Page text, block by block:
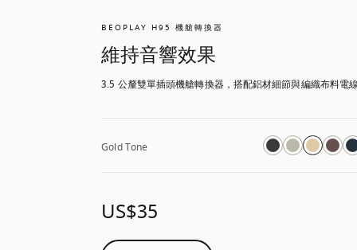
BEOPLAY H95 機艙轉換器
維持音響效果
3.5 公釐雙單插頭機艙轉換器，搭配鋁材細節與編織布料電
Gold Tone
US$35